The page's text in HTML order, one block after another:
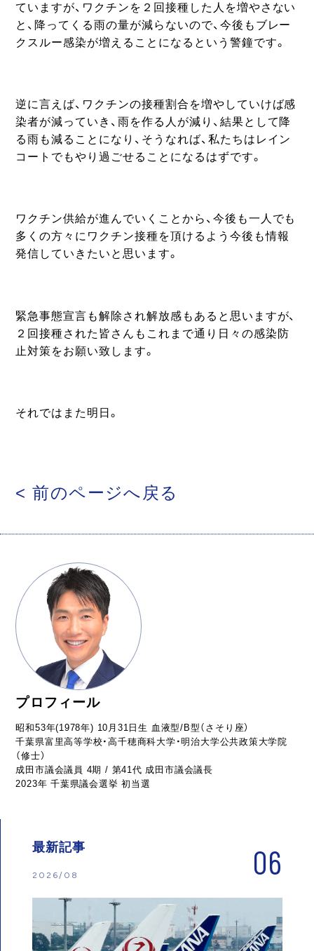
ていますが、ワクチンを２回接種した人を増やさない
と、降ってくる雨の量が減らないので、今後もブレー
クスルー感染が増えることになるという警鐘です。
逆に言えば、ワクチンの接種割合を増やしていけば感
染者が減っていき、雨を作る人が減り、結果として降
る雨も減ることになり、そうなれば、私たちはレイン
コートでもやり過ごせることになるはずです。
ワクチン供給が進んでいくことから、今後も一人でも
多くの方々にワクチン接種を頂けるよう今後も情報
発信していきたいと思います。
緊急事態宣言も解除され解放感もあると思いますが、
２回接種された皆さんもこれまで通り日々の感染防
止対策をお願い致します。
それではまた明日。
< 前のページへ戻る
プロフィール
昭和53年(1978年) 10月31日生 血液型/B型（さそり座）
千葉県富里高等学校・高千穂商科大学・明治大学公共政策大学院
（修士）
成田市議会議員 4期 / 第41代 成田市議会議長
2023年 千葉県議会選挙 初当選
最新記事
2026/08 06